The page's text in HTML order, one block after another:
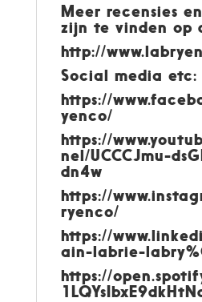
Meer recensies
zijn te vinden op
http://
Social media etc:
https://
yenco/
https://
nel/UCCCJmu-
dn4w
https://
ryenco/
https://
ain-labrie-
https://